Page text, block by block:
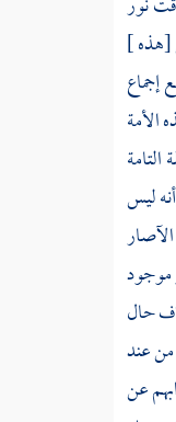
[هذه ]
إجماع
الأمة
ليس
موجود
حال
من عند
عن